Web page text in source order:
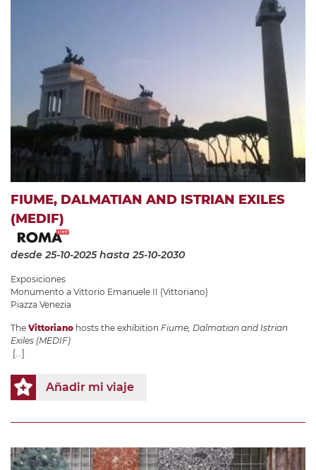
FIUME, DALMATIAN AND ISTRIAN EXILES
(MEDIF)
desde 25-10-2025hasta 25-10-2030
Exposiciones
Monumento a Vittorio Emanuele II (Vittoriano)
Piazza Venezia
The Vittoriano hosts the exhibition Fiume, Dalmatian and Istrian
Exiles (MEDIF)
[...]
Añadir mi viaje